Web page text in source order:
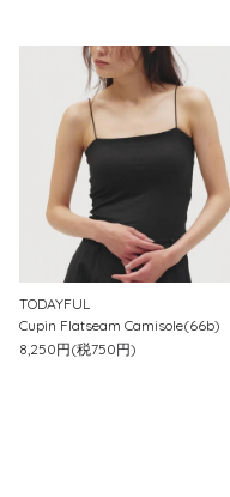
TODAYFUL
Cupin Flatseam Camisole(66b)
8,250円(税750円)